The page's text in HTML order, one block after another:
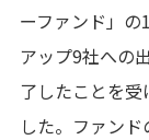
ーファンド」
アップ9社への
了したことを
した。ファン